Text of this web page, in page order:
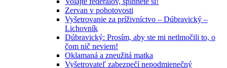
Zervan v pohotovosti
Vyšetrovanie za príživníctvo – Dúbravický –
Lichovník
Dúbravický: Prosím, aby ste mi netlmočili to, o
čom nič neviem!
Oklamaná a zneužitá matka
Vyšetrovateľ zabezpečí nepodmienečný